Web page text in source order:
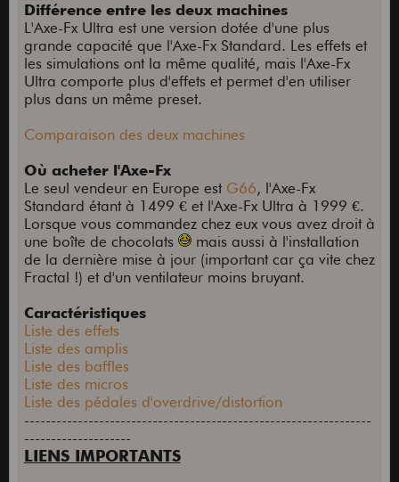
Différence entre les deux machines
L'Axe-Fx Ultra est une version dotée d'une plus
grande capacité que l'Axe-Fx Standard. Les effets et
les simulations ont la même qualité, mais l'Axe-Fx
Ultra comporte plus d'effets et permet d'en utiliser
plus dans un même preset.
Comparaison des deux machines
Où acheter l'Axe-Fx
Le seul vendeur en Europe est G66, l'Axe-Fx
Standard étant à 1499 € et l'Axe-Fx Ultra à 1999 €.
Lorsque vous commandez chez eux vous avez droit à
une boîte de chocolats
mais aussi à l'installation
de la dernière mise à jour (important car ça vite chez
Fractal !) et d'un ventilateur moins bruyant.
Caractéristiques
Liste des effets
Liste des amplis
Liste des baffles
Liste des micros
Liste des pédales d'overdrive/distortion
-----------------------------------------------------------------
--------------------
LIENS IMPORTANTS